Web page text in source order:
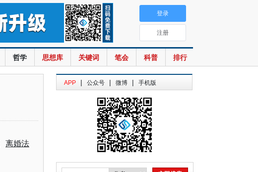
哲学 思想库 关键词 笔会 科普 排行
登录
注册
离婚法
APP | 公众号 | 微博 | 手机版